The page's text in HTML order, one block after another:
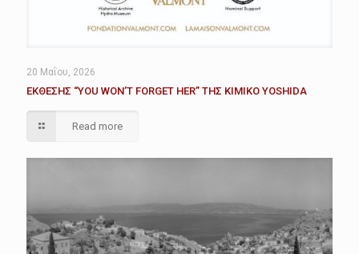
20 Μαΐου, 2026
ΕΚΘΕΣΗΣ “YOU WON’T FORGET HER” ΤΗΣ KIMIKO YOSHIDA
Read more